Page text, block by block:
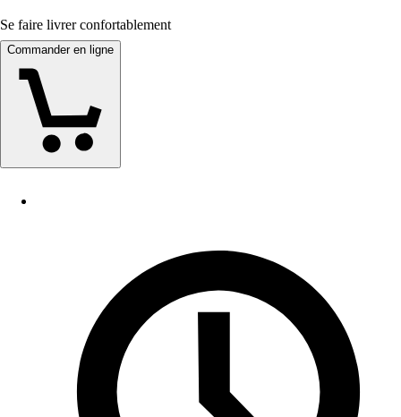
Se faire livrer confortablement
Commander en ligne